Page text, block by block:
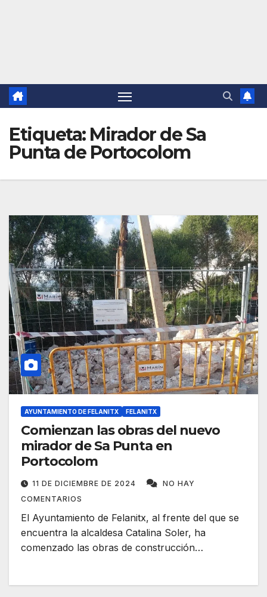
Etiqueta: Mirador de Sa
Punta de Portocolom
AYUNTAMIENTO DE FELANITX FELANITX
Comienzan las obras del nuevo
mirador de Sa Punta en
Portocolom
11 DE DICIEMBRE DE 2024
NO HAY
COMENTARIOS
El Ayuntamiento de Felanitx, al frente del que se
encuentra la alcaldesa Catalina Soler, ha
comenzado las obras de construcción…